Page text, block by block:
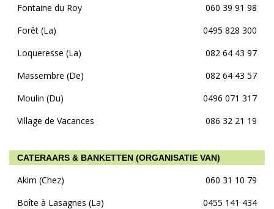
Fontaine du Roy
060 39 91 98
Forêt (La)
0495 828 300
Loqueresse (La)
082 64 43 97
Massembre (De)
082 64 43 57
Moulin (Du)
0496 071 317
Village de Vacances
086 32 21 19
CATERAARS & BANKETTEN (ORGANISATIE VAN)
Akim (Chez)
060 31 10 79
Boîte à Lasagnes (La)
0455 141 434